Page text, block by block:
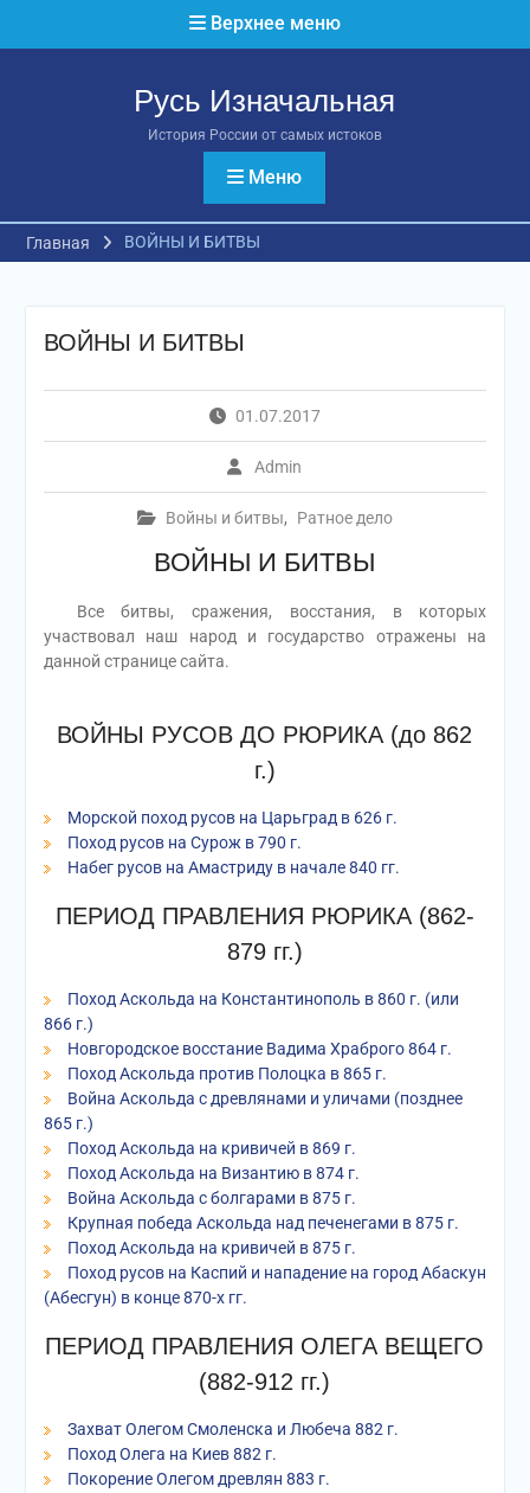
Верхнее меню
Русь Изначальная
История России от самых истоков
Меню
Главная ВОЙНЫ И БИТВЫ
ВОЙНЫ И БИТВЫ
01.07.2017
Admin
Войны и битвы, Ратное дело
ВОЙНЫ И БИТВЫ
Все битвы, сражения, восстания, в которых
участвовал наш народ и государство отражены на
данной странице сайта.
ВОЙНЫ РУСОВ ДО РЮРИКА (до 862
г.)
Морской поход русов на Царьград в 626 г.
Поход русов на Сурож в 790 г.
Набег русов на Амастриду в начале 840 гг.
ПЕРИОД ПРАВЛЕНИЯ РЮРИКА (862-
879 гг.)
Поход Аскольда на Константинополь в 860 г. (или
866 г.)
Новгородское восстание Вадима Храброго 864 г.
Поход Аскольда против Полоцка в 865 г.
Война Аскольда с древлянами и уличами (позднее
865 г.)
Поход Аскольда на кривичей в 869 г.
Поход Аскольда на Византию в 874 г.
Война Аскольда с болгарами в 875 г.
Крупная победа Аскольда над печенегами в 875 г.
Поход Аскольда на кривичей в 875 г.
Поход русов на Каспий и нападение на город Абаскун
(Абесгун) в конце 870-х гг.
ПЕРИОД ПРАВЛЕНИЯ ОЛЕГА ВЕЩЕГО
(882-912 гг.)
Захват Олегом Смоленска и Любеча 882 г.
Поход Олега на Киев 882 г.
Покорение Олегом древлян 883 г.